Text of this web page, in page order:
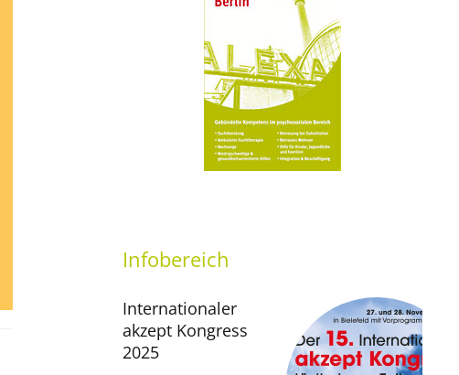
Infobereich
Internationaler
akzept Kongress
2025